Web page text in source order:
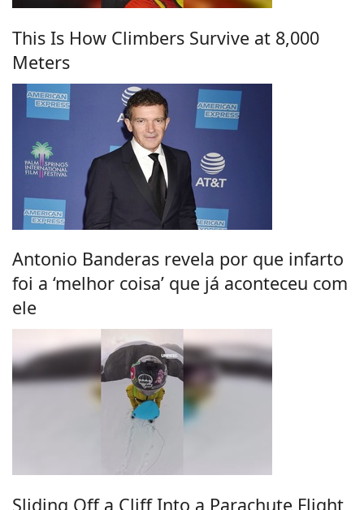
This Is How Climbers Survive at 8,000
Meters
Antonio Banderas revela por que infarto
foi a ‘melhor coisa’ que já aconteceu com
ele
Sliding Off a Cliff Into a Parachute Flight